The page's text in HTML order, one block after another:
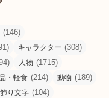
(146)
キャラクター (308)
人物 (1715)
・軽食 (214) 動物 (189)
り文字 (104)